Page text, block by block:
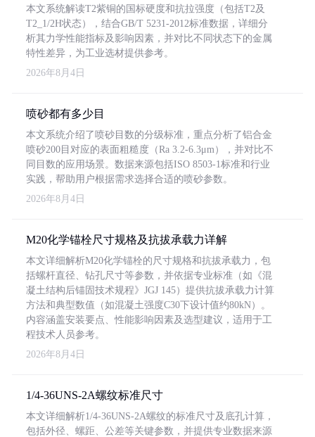
本文系统解读T2紫铜的国标硬度和抗拉强度（包括T2及
T2_1/2H状态），结合GB/T 5231-2012标准数据，详细分
析其力学性能指标及影响因素，并对比不同状态下的金属
特性差异，为工业选材提供参考。
2026年8月4日
喷砂都有多少目
本文系统介绍了喷砂目数的分级标准，重点分析了铝合金
喷砂200目对应的表面粗糙度（Ra 3.2-6.3μm），并对比不
同目数的应用场景。数据来源包括ISO 8503-1标准和行业
实践，帮助用户根据需求选择合适的喷砂参数。
2026年8月4日
M20化学锚栓尺寸规格及抗拔承载力详解
本文详细解析M20化学锚栓的尺寸规格和抗拔承载力，包
括螺杆直径、钻孔尺寸等参数，并依据专业标准（如《混
凝土结构后锚固技术规程》JGJ 145）提供抗拔承载力计算
方法和典型数值（如混凝土强度C30下设计值约80kN）。
内容涵盖安装要点、性能影响因素及选型建议，适用于工
程技术人员参考。
2026年8月4日
1/4-36UNS-2A螺纹标准尺寸
本文详细解析1/4-36UNS-2A螺纹的标准尺寸及底孔计算，
包括外径、螺距、公差等关键参数，并提供专业数据来源